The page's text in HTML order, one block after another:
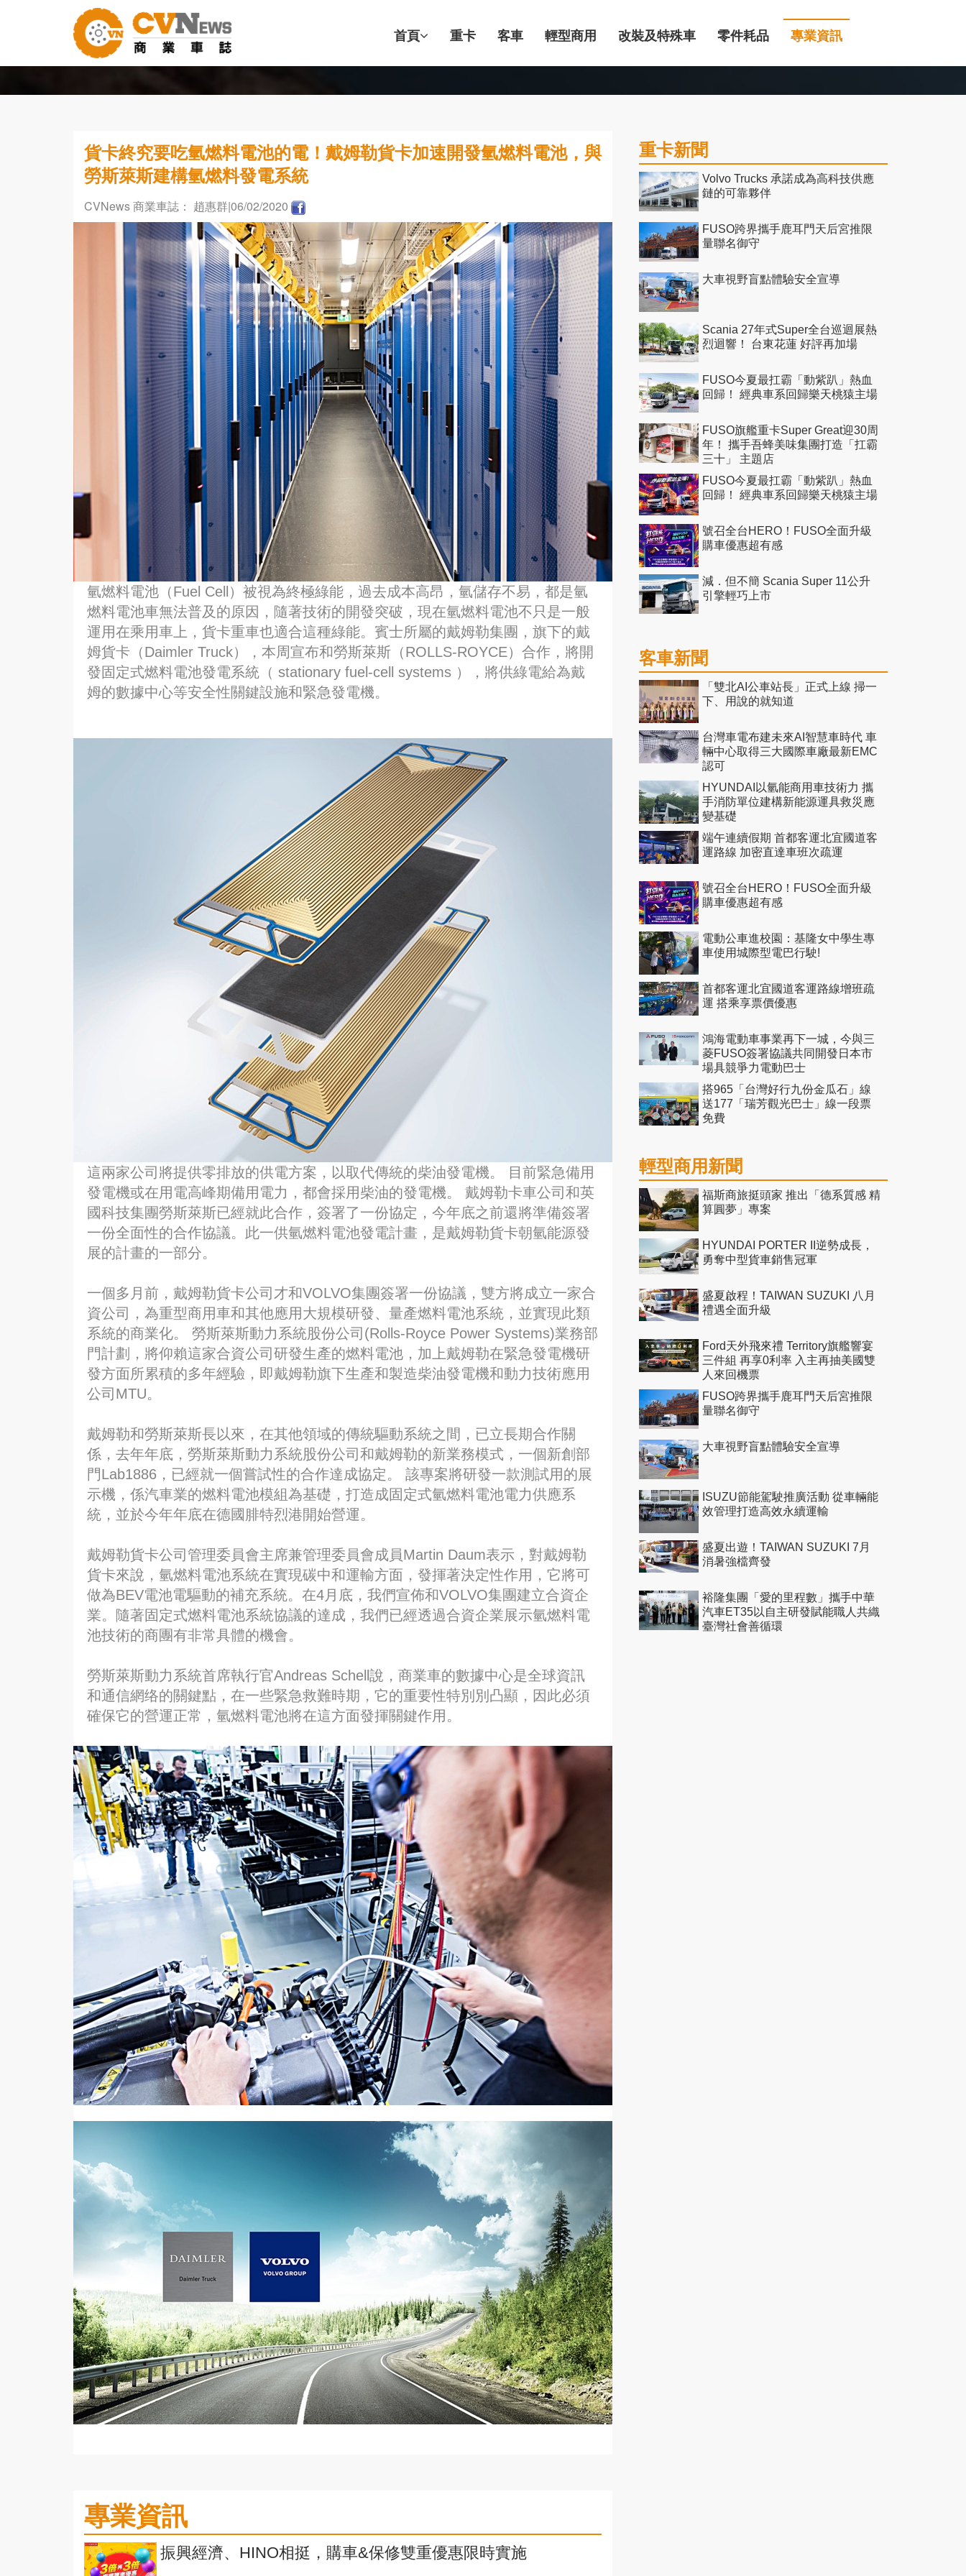
首頁 重卡 客車 輕型商用 改裝及特殊車 零件耗品 專業資訊
貨卡終究要吃氫燃料電池的電！戴姆勒貨卡加速開發氫燃料電池，與
勞斯萊斯建構氫燃料發電系統
CVNews 商業車誌： 趙惠群|06/02/2020
氫燃料電池（Fuel Cell）被視為終極綠能，過去成本高昂，氫儲存不易，都是氫
燃料電池車無法普及的原因，隨著技術的開發突破，現在氫燃料電池不只是一般
運用在乘用車上，貨卡重車也適合這種綠能。賓士所屬的戴姆勒集團，旗下的戴
姆貨卡（Daimler Truck），本周宣布和勞斯萊斯（ROLLS-ROYCE）合作，將開
發固定式燃料電池發電系統（ stationary fuel-cell systems ），將供綠電給為戴
姆的數據中心等安全性關鍵設施和緊急發電機。
這兩家公司將提供零排放的供電方案，以取代傳統的柴油發電機。 目前緊急備用
發電機或在用電高峰期備用電力，都會採用柴油的發電機。 戴姆勒卡車公司和英
國科技集團勞斯萊斯已經就此合作，簽署了一份協定，今年底之前還將準備簽署
一份全面性的合作協議。此一供氫燃料電池發電計畫，是戴姆勒貨卡朝氫能源發
展的計畫的一部分。
一個多月前，戴姆勒貨卡公司才和VOLVO集團簽署一份協議，雙方將成立一家合
資公司，為重型商用車和其他應用大規模研發、量產燃料電池系統，並實現此類
系統的商業化。 勞斯萊斯動力系統股份公司(Rolls-Royce Power Systems)業務部
門計劃，將仰賴這家合資公司研發生產的燃料電池，加上戴姆勒在緊急發電機研
發方面所累積的多年經驗，即戴姆勒旗下生產和製造柴油發電機和動力技術應用
公司MTU。
戴姆勒和勞斯萊斯長以來，在其他領域的傳統驅動系統之間，已立長期合作關
係，去年年底，勞斯萊斯動力系統股份公司和戴姆勒的新業務模式，一個新創部
門Lab1886，已經就一個嘗試性的合作達成協定。 該專案將研發一款測試用的展
示機，係汽車業的燃料電池模組為基礎，打造成固定式氫燃料電池電力供應系
統，並於今年年底在德國腓特烈港開始營運。
戴姆勒貨卡公司管理委員會主席兼管理委員會成員Martin Daum表示，對戴姆勒
貨卡來說，氫燃料電池系統在實現碳中和運輸方面，發揮著決定性作用，它將可
做為BEV電池電驅動的補充系統。在4月底，我們宣佈和VOLVO集團建立合資企
業。隨著固定式燃料電池系統協議的達成，我們已經透過合資企業展示氫燃料電
池技術的商團有非常具體的機會。
勞斯萊斯動力系統首席執行官Andreas Schell說，商業車的數據中心是全球資訊
和通信網络的關鍵點，在一些緊急救難時期，它的重要性特別別凸顯，因此必須
確保它的營運正常，氫燃料電池將在這方面發揮關鍵作用。
專業資訊
振興經濟、HINO相挺，購車&保修雙重優惠限時實施
重卡新聞
Volvo Trucks 承諾成為高科技供應
鏈的可靠夥伴
FUSO跨界攜手鹿耳門天后宮推限
量聯名御守
大車視野盲點體驗安全宣導
Scania 27年式Super全台巡迴展熱
烈迴響！ 台東花蓮 好評再加場
FUSO今夏最扛霸「動紫趴」熱血
回歸！ 經典車系回歸樂天桃猿主場
FUSO旗艦重卡Super Great迎30周
年！ 攜手吾蜂美味集團打造「扛霸
三十」 主題店
FUSO今夏最扛霸「動紫趴」熱血
回歸！ 經典車系回歸樂天桃猿主場
號召全台HERO！FUSO全面升級
購車優惠超有感
減．但不簡 Scania Super 11公升
引擎輕巧上市
客車新聞
「雙北AI公車站長」正式上線 掃一
下、用說的就知道
台灣車電布建未來AI智慧車時代 車
輛中心取得三大國際車廠最新EMC
認可
HYUNDAI以氫能商用車技術力 攜
手消防單位建構新能源運具救災應
變基礎
端午連續假期 首都客運北宜國道客
運路線 加密直達車班次疏運
號召全台HERO！FUSO全面升級
購車優惠超有感
電動公車進校園：基隆女中學生專
車使用城際型電巴行駛!
首都客運北宜國道客運路線增班疏
運 搭乘享票價優惠
鴻海電動車事業再下一城，今與三
菱FUSO簽署協議共同開發日本市
場具競爭力電動巴士
搭965「台灣好行九份金瓜石」線
送177「瑞芳觀光巴士」線一段票
免費
輕型商用新聞
福斯商旅挺頭家 推出「德系質感 精
算圓夢」專案
HYUNDAI PORTER II逆勢成長，
勇奪中型貨車銷售冠軍
盛夏啟程！TAIWAN SUZUKI 八月
禮遇全面升級
Ford天外飛來禮 Territory旗艦響宴
三件組 再享0利率 入主再抽美國雙
人來回機票
FUSO跨界攜手鹿耳門天后宮推限
量聯名御守
大車視野盲點體驗安全宣導
ISUZU節能駕駛推廣活動 從車輛能
效管理打造高效永續運輸
盛夏出遊！TAIWAN SUZUKI 7月
消暑強檔齊發
裕隆集團「愛的里程數」攜手中華
汽車ET35以自主研發賦能職人共織
臺灣社會善循環